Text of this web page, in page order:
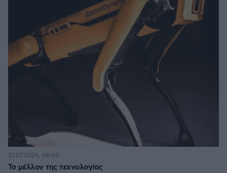
Το μέλλον της τεχνολογίας
27.07.2026, 06:00